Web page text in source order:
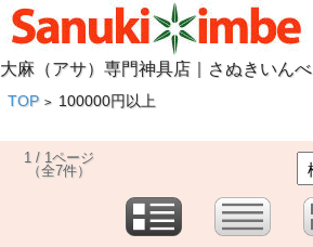
大麻（アサ）専門神具店｜さぬきいんべ
TOP > 100000円以上
1 / 1ページ
（全7件）